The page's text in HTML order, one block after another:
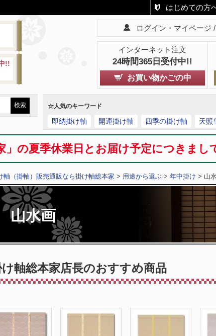
はじめての方
!!
ログイン・マイページ
インターネット注文
24時間365日受付中!!
お買い物かごの中
☆人気のキーワード
即納掛け軸 開運掛け軸 四季の掛け軸 天照
」の夏季休業日とお届け予定につきま
軸（掛軸）販売通販なら掛け軸総本家 > 用途から選ぶ > 年中掛け > 山
山水画
軸総本家店長のおすすめ商品